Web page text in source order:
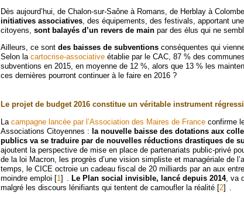
Dès aujourd’hui, de Chalon-sur-Saône à Romans, de Herblay à
initiatives associatives, des équipements, des festivals, apportant
citoyens, sont balayés d’un revers de main par des élus qui ne
Ailleurs, ce sont des baisses de subventions conséquentes qui
Selon la cartocrise-associative établie par le CAC, 87 % des
subventions en 2015, en moyenne de 12 %, alors que 13 % les
ces dernières pourront continuer à le faire en 2016 ?
Le projet de budget 2016 constitue un véritable instrument
La campagne lancée par l’Association des Maires de France confirme
Associations Citoyennes : la nouvelle baisse des dotations aux
publics va se traduire par de nouvelles réductions drastiques de
ajoutent la perspective de mise en place de partenariats public-privé
de la loi Macron, les progrès d’une vision simpliste et managériale de
temps, le CICE octroie un cadeau fiscal de 20 milliards par an aux
moindre emploi [1] Le Plan social invisible, lancé depuis 2014, va
malgré les discours lénifiants qui tentent de camoufler la réalité [2]